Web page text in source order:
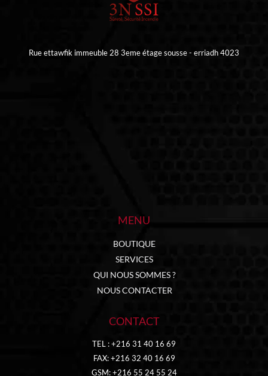
Rue ettawfik immeuble 28 3eme étage sousse - erriadh 4023
MENU
BOUTIQUE
SERVICES
QUI NOUS SOMMES ?
NOUS CONTACTER
CONTACT
TEL : +216 31 40 16 69
FAX: +216 32 40 16 69
GSM: +216 55 24 55 24